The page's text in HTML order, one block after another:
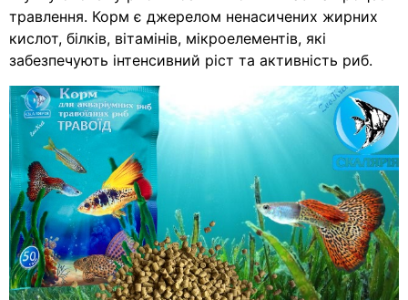
травлення. Корм є джерелом ненасичених жирних
кислот, білків, вітамінів, мікроелементів, які
забезпечують інтенсивний ріст та активність риб.